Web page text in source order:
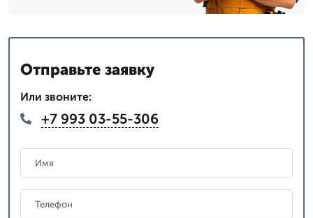
Отправьте заявку
Или звоните:
+7 993 03-55-306